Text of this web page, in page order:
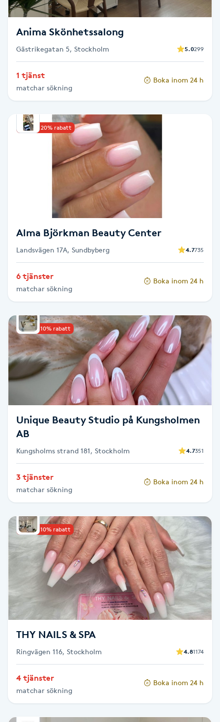
Fransk manikyr
Fransrengöring
Frekvensterapi
Friskvård
Friskvårdsmassage
Funktionsanalys
Föning
Gelenaglar
Gellack
Gellack med förstärkning
Gravidmassage
Gravidyoga
Gruppträning
Gua Sha-massage
Hatha Yoga
Headspa
Healing
Herrklippning
Hollywood Peel
Hot Stone Massage
Hot yoga
Anima Skönhetssalong
Gästrikegatan 5, Stockholm 5.0299
1 tjänst
matchar sökning
Boka inom 24 h
Upp till 20% rabatt
Alma Björkman Beauty Center
Landsvägen 17A, Sundbyberg 4.7735
6 tjänster
matchar sökning
Boka inom 24 h
Upp till 10% rabatt
Unique Beauty Studio på Kungsholmen
AB
Kungsholms strand 181, Stockholm 4.7351
3 tjänster
matchar sökning
Boka inom 24 h
Upp till 10% rabatt
THY NAILS & SPA
Ringvägen 116, Stockholm 4.81174
4 tjänster
matchar sökning
Boka inom 24 h